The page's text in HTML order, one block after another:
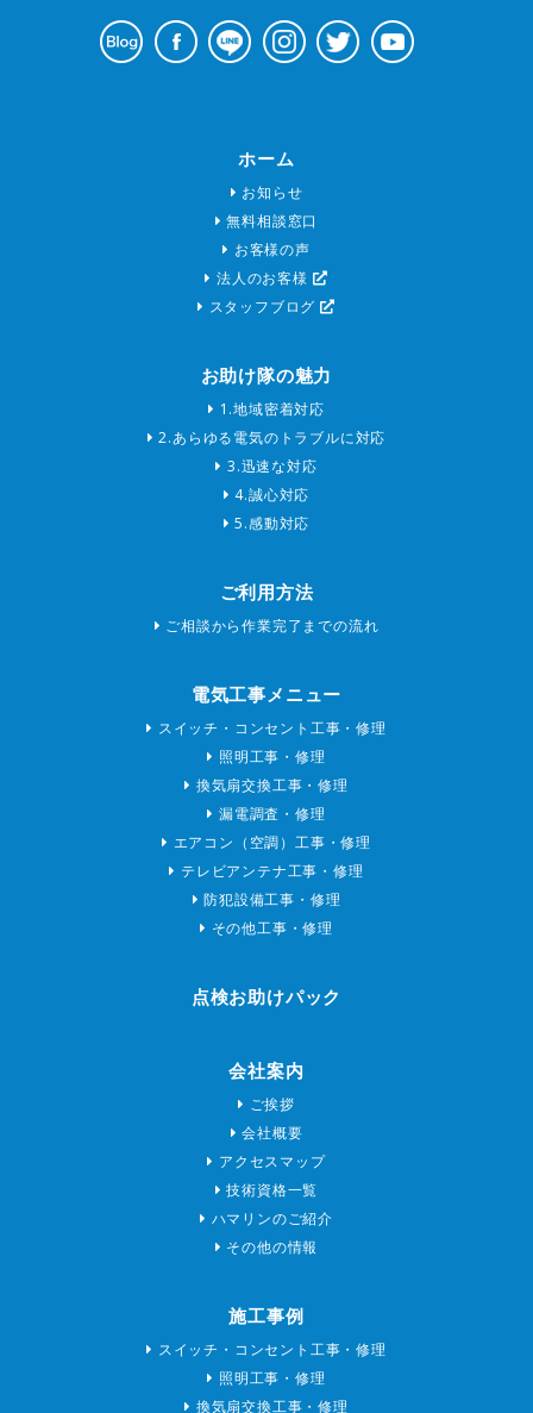
ホーム
お知らせ
無料相談窓口
お客様の声
法人のお客様
スタッフブログ
お助け隊の魅力
1.地域密着対応
2.あらゆる電気のトラブルに対応
3.迅速な対応
4.誠心対応
5.感動対応
ご利用方法
ご相談から作業完了までの流れ
電気工事メニュー
スイッチ・コンセント工事・修理
照明工事・修理
換気扇交換工事・修理
漏電調査・修理
エアコン（空調）工事・修理
テレビアンテナ工事・修理
防犯設備工事・修理
その他工事・修理
点検お助けパック
会社案内
ご挨拶
会社概要
アクセスマップ
技術資格一覧
ハマリンのご紹介
その他の情報
施工事例
スイッチ・コンセント工事・修理
照明工事・修理
換気扇交換工事・修理